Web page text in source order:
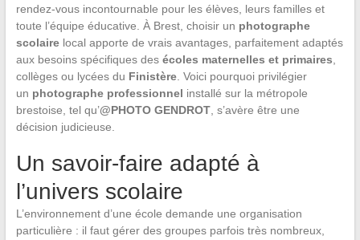
rendez-vous incontournable pour les élèves, leurs familles et
toute l’équipe éducative. À Brest, choisir un photographe
scolairelocal apporte de vrais avantages, parfaitement adaptés
aux besoins spécifiques des écoles maternelles et primaires,
collèges ou lycées du Finistère. Voici pourquoi privilégier
un photographe professionnel installé sur la métropole
brestoise, tel qu’@PHOTO GENDROT, s’avère être une
décision judicieuse.
Un savoir-faire adapté à
l’univers scolaire
L’environnement d’une école demande une organisation
particulière : il faut gérer des groupes parfois très nombreux,